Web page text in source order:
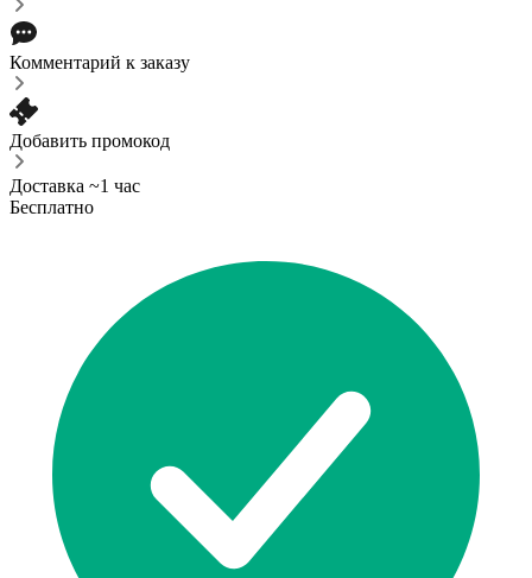
Комментарий к заказу
Добавить промокод
Доставка ~1 час
Бесплатно